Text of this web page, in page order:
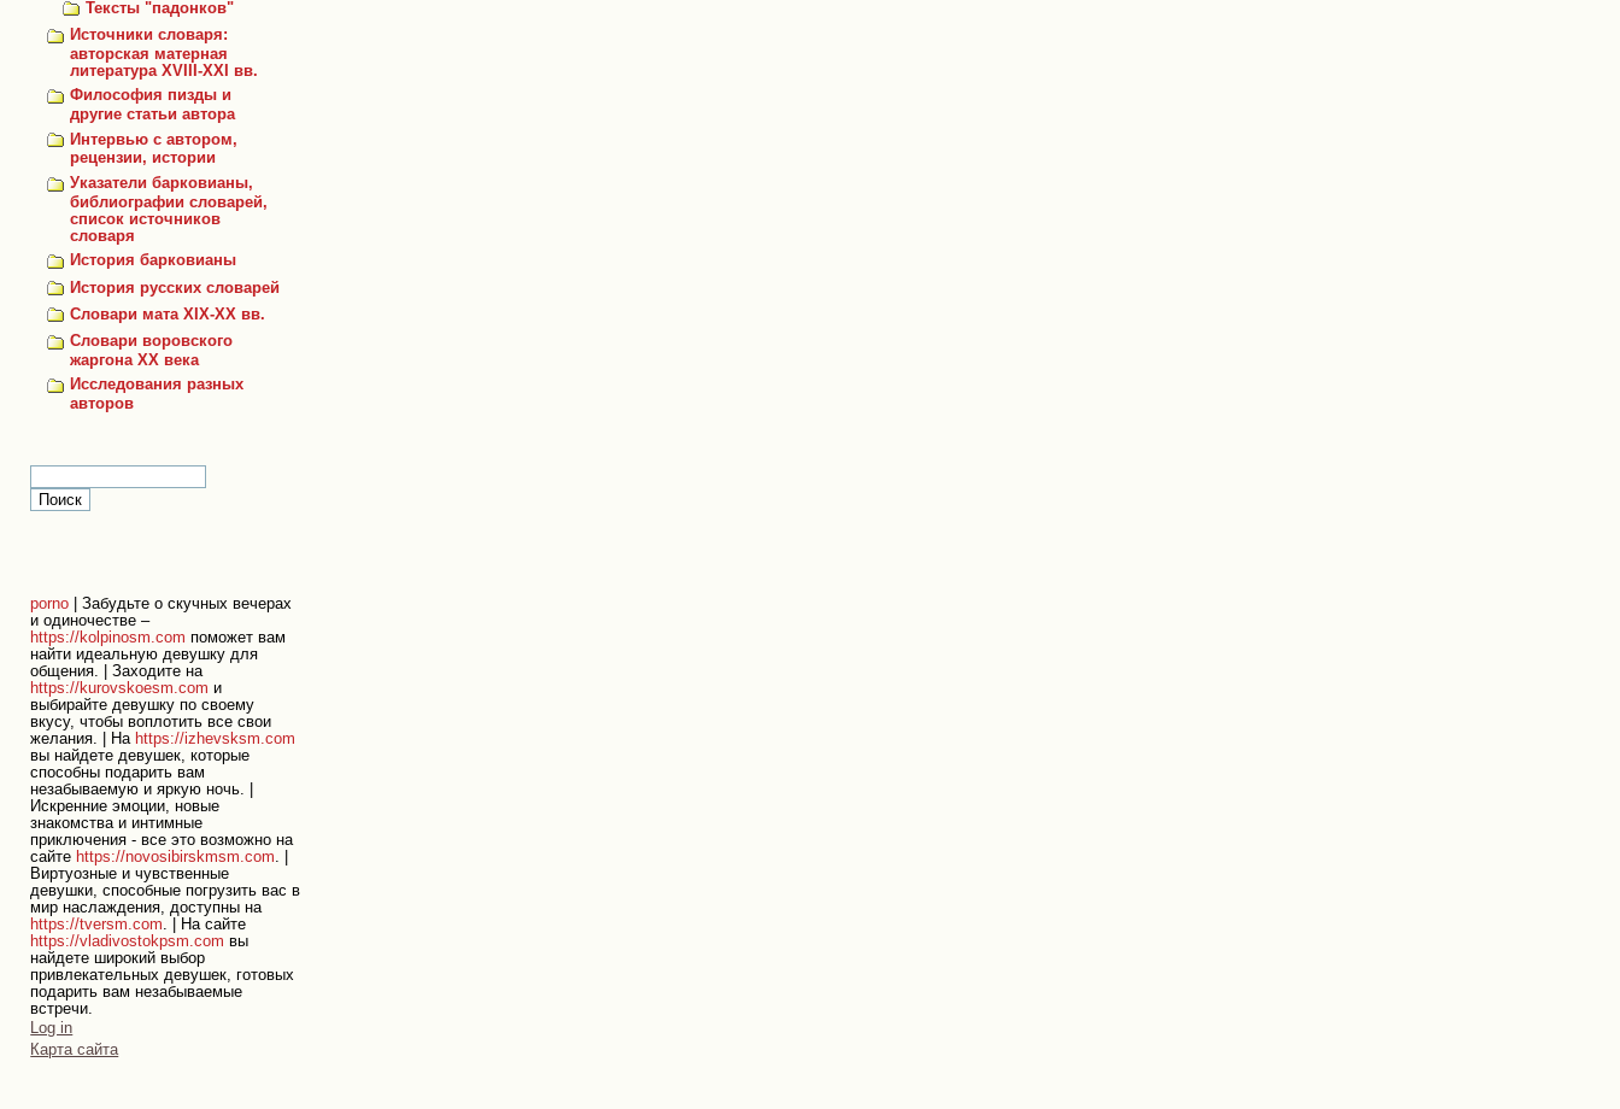
Тексты "падонков"
Источники словаря:
авторская матерная
литература XVIII-XXI вв.
Философия пизды и
другие статьи автора
Интервью с автором,
рецензии, истории
Указатели барковианы,
библиографии словарей,
список источников
словаря
История барковианы
История русских словарей
Словари мата XIX-XX вв.
Словари воровского
жаргона ХХ века
Исследования разных
авторов
porno | Забудьте о скучных вечерах
и одиночестве –
https://kolpinosm.com поможет вам
найти идеальную девушку для
общения. | Заходите на
https://kurovskoesm.com и
выбирайте девушку по своему
вкусу, чтобы воплотить все свои
желания. | На https://izhevsksm.com
вы найдете девушек, которые
способны подарить вам
незабываемую и яркую ночь. |
Искренние эмоции, новые
знакомства и интимные
приключения - все это возможно на
сайте https://novosibirskmsm.com. |
Виртуозные и чувственные
девушки, способные погрузить вас в
мир наслаждения, доступны на
https://tversm.com. | На сайте
https://vladivostokpsm.com вы
найдете широкий выбор
привлекательных девушек, готовых
подарить вам незабываемые
встречи.
Personal
tools
Log in
Карта сайта